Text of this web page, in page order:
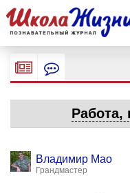
Работа,
Владимир Мао
Грандмастер